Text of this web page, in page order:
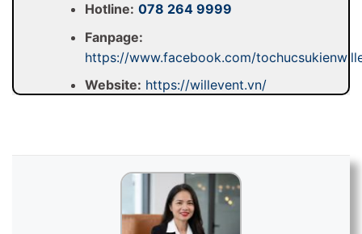
Hotline: 078 264 9999
Fanpage:
https://www.facebook.com/
Website: https://willevent.vn/